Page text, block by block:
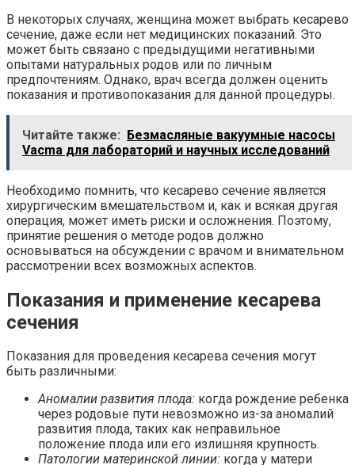
В некоторых случаях, женщина может выбрать кесарево
сечение, даже если нет медицинских показаний. Это
может быть связано с предыдущими негативными
опытами натуральных родов или по личным
предпочтениям. Однако, врач всегда должен оценить
показания и противопоказания для данной процедуры.
Читайте также: Безмасляные вакуумные насосы
Vacma для лабораторий и научных исследований
Необходимо помнить, что кесарево сечение является
хирургическим вмешательством и, как и всякая другая
операция, может иметь риски и осложнения. Поэтому,
принятие решения о методе родов должно
основываться на обсуждении с врачом и внимательном
рассмотрении всех возможных аспектов.
Показания и применение кесарева
сечения
Показания для проведения кесарева сечения могут
быть различными:
Аномалии развития плода: когда рождение ребенка
через родовые пути невозможно из-за аномалий
развития плода, таких как неправильное
положение плода или его излишняя крупность.
Патологии материнской линии: когда у матери